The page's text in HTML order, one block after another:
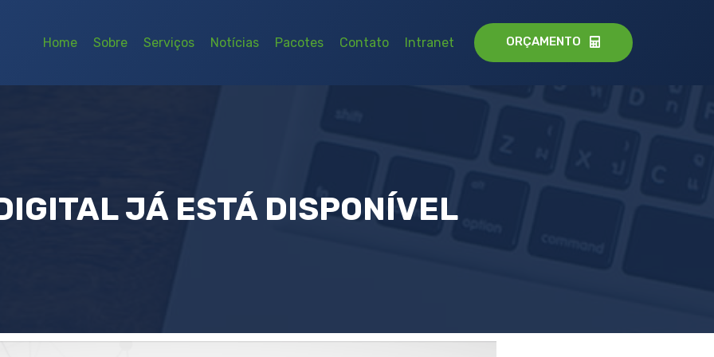
Home Sobre Serviços Notícias Pacotes Contato Intranet ORÇAMENTO
JÁ ESTÁ DISPONÍVEL